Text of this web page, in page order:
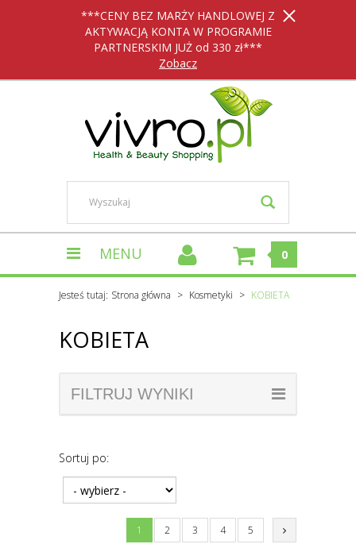
***CENY BEZ MARŻY HANDLOWEJ Z
AKTYWACJĄ KONTA W PROGRAMIE
PARTNERSKIM JUŻ od 330 zł***
Zobacz
MENU 0
Jesteś tutaj: Strona główna Kosmetyki KOBIETA
KOBIETA
FILTRUJ WYNIKI
Sortuj po:
1 2 3 4 5